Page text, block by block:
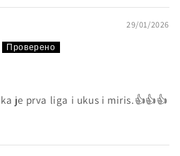
29/01/2026
je prva liga i ukus i miris.👍👍👍